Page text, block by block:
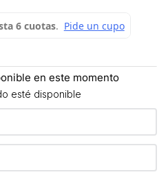
en este momento
esté disponible